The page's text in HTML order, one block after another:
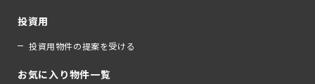
投資用
投資用物件の提案を受ける
お気に入り物件一覧